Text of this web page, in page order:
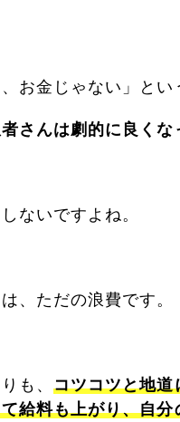
お金じゃない」とい
さんは劇的に良くな
ないですよね。
、ただの浪費です。
も、コツコツと地
給料も上がり、自